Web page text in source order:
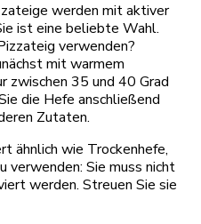
werden mit aktiver
ist eine beliebte Wahl.
verwenden?
mit warmem
zwischen 35 und 40 Grad
die Hefe anschließend
Zutaten.
ähnlich wie Trockenhefe,
verwenden: Sie muss nicht
werden. Streuen Sie sie